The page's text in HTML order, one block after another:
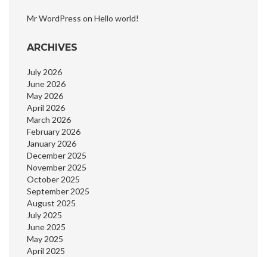
Mr WordPress on Hello world!
ARCHIVES
July 2026
June 2026
May 2026
April 2026
March 2026
February 2026
January 2026
December 2025
November 2025
October 2025
September 2025
August 2025
July 2025
June 2025
May 2025
April 2025